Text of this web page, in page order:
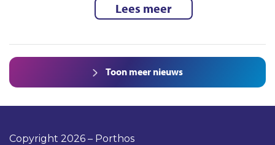
Lees meer
Toon meer nieuws
Copyright 2026 – Porthos